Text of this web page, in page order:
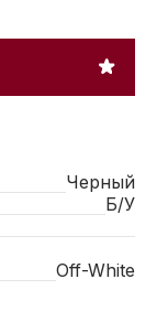
Черный
Б/У
Off-White